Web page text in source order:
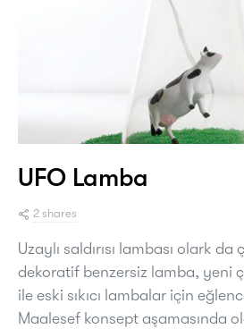
UFO Lamba
2 shares
Uzaylı saldırısı lambası olark
dekoratif benzersiz lamba, yeni
ile eski sıkıcı lambalar için
Maalesef konsept aşamasında